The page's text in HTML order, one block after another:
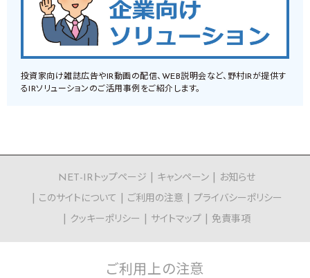
投資家向け雑誌広告やIR動画の配信、WEB説明会など、野村IRが提供す
るIRソリューションのご活用事例をご紹介します。
NET-IRトップページ キャンペーン
お知らせ
このサイトについて
ご利用の注意
プライバシーポリシー
クッキーポリシー
サイトマップ 免責事項
ご利用上の注意